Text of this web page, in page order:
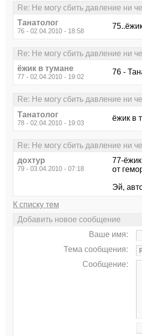
Re: Не могу сбить давление ни
Танатолог
76 - 02.04.2010 - 18:58
Re: Не могу сбить давление ни
ёжик в тумане
77 - 02.04.2010 - 19:02
76 -
Re: Не могу сбить давление ни
Танатолог
78 - 02.04.2010 - 19:03
ёжик в
Re: Не могу сбить давление ни
дохтур
79 - 03.04.2010 - 07:18
77-
от
Эй,
К списку тем
Добавить новое сообщение
Ваше имя:
Тема сообщения:
Сообщение: